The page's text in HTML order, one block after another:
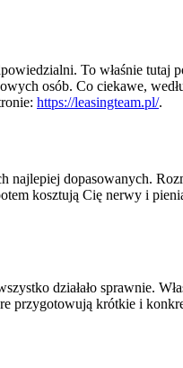
To właśnie tutaj
osób. Co ciekawe,
https://leasingteam.pl/.
najlepiej dopasowanych.
kosztują Cię nerwy i
działało sprawnie.
przygotowują krótkie i